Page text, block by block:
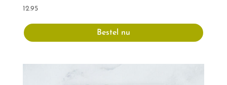
12.95
Bestel nu